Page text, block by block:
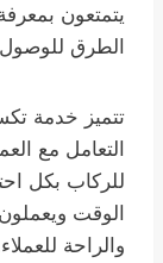
يتمتعون
الطرق
تتميز خدمة
التعامل مع
للركاب بكل
الوقت
والراحة